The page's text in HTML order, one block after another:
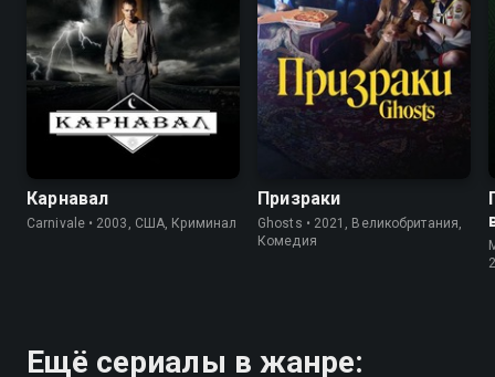
7.7 8.4
Карнавал
Carnivale • 2003, США, Криминал
7.9
Призраки
Ghosts • 2021, Великобритания,
Комедия
Ещё сериалы в жанре: